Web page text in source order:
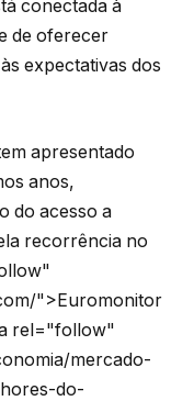
conectada à
de oferecer
expectativas dos
apresentado
anos,
do acesso a
recorrência no
">Euromonitor
rel="follow"
mercado-
do-